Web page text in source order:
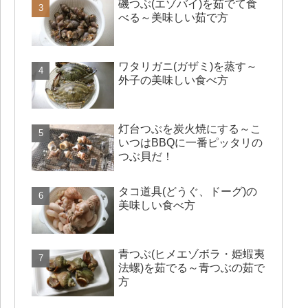
磯つぶ(エゾバイ)を茹でて食
べる～美味しい茹で方
ワタリガニ(ガザミ)を蒸す～
外子の美味しい食べ方
灯台つぶを炭火焼にする～こ
いつはBBQに一番ピッタリの
つぶ貝だ！
タコ道具(どうぐ、ドーグ)の
美味しい食べ方
青つぶ(ヒメエゾボラ・姫蝦夷
法螺)を茹でる～青つぶの茹で
方